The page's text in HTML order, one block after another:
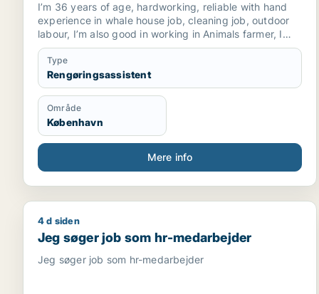
I’m 36 years of age, hardworking, reliable with hand
experience in whale house job, cleaning job, outdoor
labour, I’m also good in working in Animals farmer, I
have done vocational training in Veterinary’s, I’m
physical fit to work in any environment.
I’m quick to learn and follow saft instructions carefully,
I’m available for work 90 hrs per month since I’m still a
student, but for now I can work full time.
But if I can be given a student contract I will really
appreciate.
Type
Rengøringsassistent
Område
København
Mere info
Jeg søger job som hr-medarbejder
4 d siden
Jeg søger job som hr-medarbejder
Jeg søger job som hr-medarbejder